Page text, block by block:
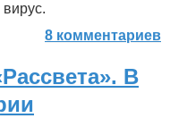
8 комментариев
В